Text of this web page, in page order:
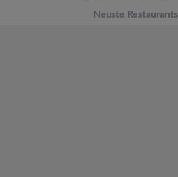
Neuste Restaurants